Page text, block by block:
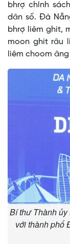
bhrợ chính
dân số. Đà
bhrợ liêm ghit,
moon ghit râu
liêm choom
Bí thư Thành
với thành phố